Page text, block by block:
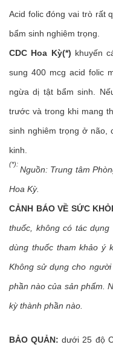
Acid folic đóng vai trò rất
bẩm sinh nghiêm trọng.
CDC Hoa Kỳ(*) khuyến
sung 400 mcg acid folic
ngừa dị tật bẩm sinh.
trước và trong khi mang
sinh nghiêm trọng ở não,
kinh.
(*):
Nguồn: Trung tâm
Hoa Kỳ.
CẢNH BÁO VỀ SỨC
thuốc, không có tác
dùng thuốc tham khảo ý
Không sử dụng cho
phần nào của sản phẩm.
kỳ thành phần nào.
BẢO QUẢN:dưới 25 độ